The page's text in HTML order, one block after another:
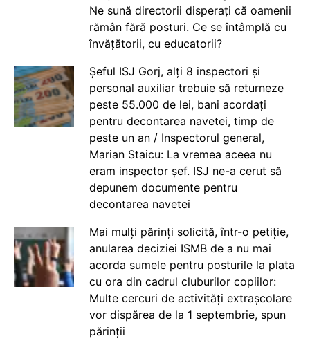
Ne sună directorii disperați că oamenii
rămân fără posturi. Ce se întâmplă cu
învățătorii, cu educatorii?
Șeful ISJ Gorj, alți 8 inspectori și
personal auxiliar trebuie să returneze
peste 55.000 de lei, bani acordați
pentru decontarea navetei, timp de
peste un an / Inspectorul general,
Marian Staicu: La vremea aceea nu
eram inspector șef. ISJ ne-a cerut să
depunem documente pentru
decontarea navetei
Mai mulți părinți solicită, într-o petiție,
anularea deciziei ISMB de a nu mai
acorda sumele pentru posturile la plata
cu ora din cadrul cluburilor copiilor:
Multe cercuri de activități extrașcolare
vor dispărea de la 1 septembrie, spun
părinții